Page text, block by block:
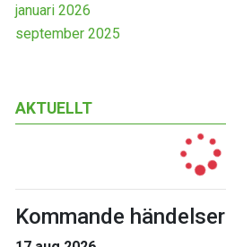
januari 2026
september 2025
AKTUELLT
Kommande händelser